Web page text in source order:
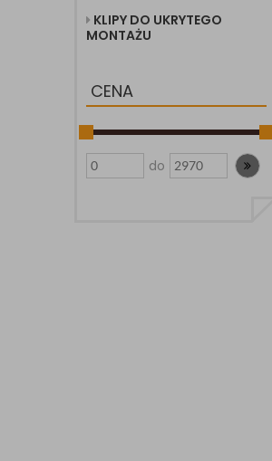
KLIPY DO UKRYTEGO
MONTAŻU
CENA
do